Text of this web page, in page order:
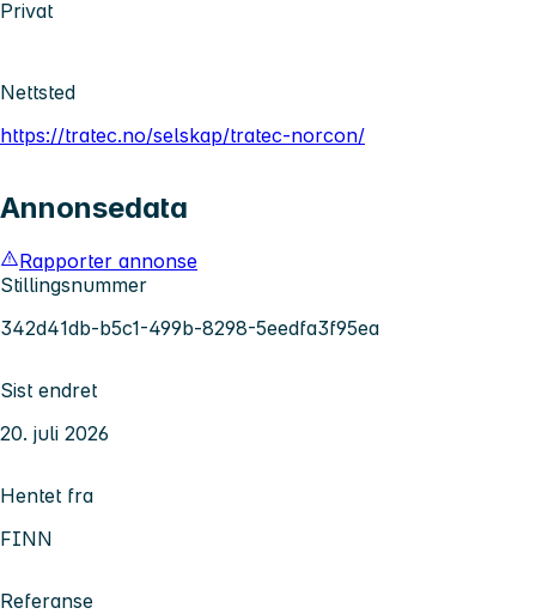
Privat
Nettsted
https://tratec.no/selskap/tratec-norcon/
Annonsedata
Rapporter annonse
Stillingsnummer
342d41db-b5c1-499b-8298-5eedfa3f95ea
Sist endret
20. juli 2026
Hentet fra
FINN
Referanse